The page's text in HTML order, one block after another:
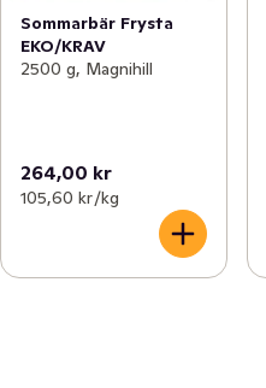
Sommarbär Frysta
EKO/KRAV
2500 g, Magnihill
264,00 kr
105,60 kr /kg